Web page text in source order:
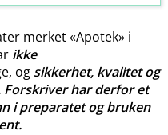
merket «Apotek» i
ikke
og sikkerhet, kvalitet og
Forskriver har derfor et
i preparatet og bruken